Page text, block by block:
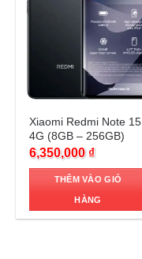
Trả góp 0%
Xiaomi Redmi Note 15
4G (8GB – 256GB)
6,350,000 ₫
THÊM VÀO GIỎ
HÀNG